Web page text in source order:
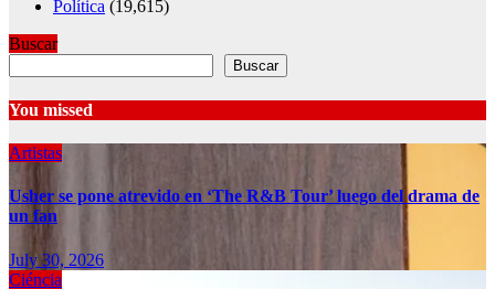
Política (19,615)
Buscar
Buscar
You missed
Artistas
Usher se pone atrevido en ‘The R&B Tour’ luego del drama de
un fan
July 30, 2026
Ciéncia